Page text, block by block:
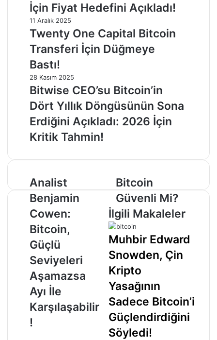
İçin Fiyat Hedefini Açıkladı!
11 Aralık 2025
Twenty One Capital Bitcoin
Transferi İçin Düğmeye
Bastı!
28 Kasım 2025
Bitwise CEO’su Bitcoin’in
Dört Yıllık Döngüsünün Sona
Erdiğini Açıkladı: 2026 İçin
Kritik Tahmin!
Analist
Benjamin
Cowen:
Bitcoin,
Güçlü
Seviyeleri
Aşamazsa
Ayı
İle
Karşılaşabilir!
Analist
Benjamin
Cowen:
Bitcoin,
Güçlü
Seviyeleri
Aşamazsa
Ayı İle
Karşılaşabilir
!
Bitcoin
Güvenli
Mi?
Bitcoin
Güvenli Mi?
İlgili Makaleler
Muhbir Edward
Snowden, Çin
Kripto
Yasağının
Sadece Bitcoin’i
Güçlendirdiğini
Söyledi!